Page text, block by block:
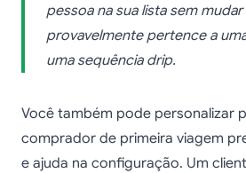
pessoa na sua lista sem mudar
provavelmente pertence a
uma sequência drip.
Você também pode personalizar
comprador de primeira viagem
e ajuda na configuração. Um